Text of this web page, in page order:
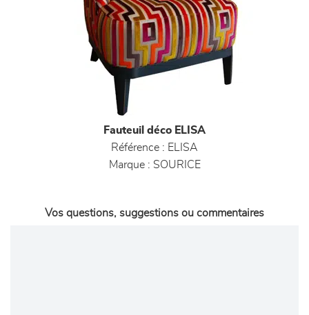
Fauteuil déco ELISA
Référence : ELISA
Marque : SOURICE
Vos questions, suggestions ou commentaires